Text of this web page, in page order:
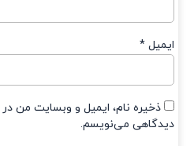
*
ذخیره نام، ایمیل و وبسایت من در
می‌نویسم.